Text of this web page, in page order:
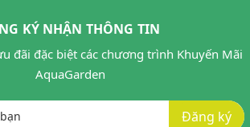
KÝ NHẬN THÔNG TIN
đãi đặc biệt các chương trình Khuyến Mãi
AquaGarden
Đăng ký